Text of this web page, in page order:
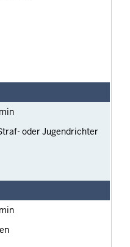
oder Jugendrichter